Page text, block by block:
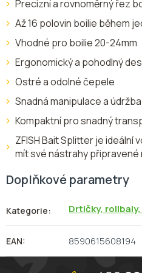
Precizní a rovnoměrný řez
Až 16 polovin boilie během
Vhodné pro boilie 20-24mm
Ergonomický a pohodlný
Ostré a odolné čepele
Snadná manipulace a údržba
Kompaktní pro snadný
ZFISH Bait Splitter je
mít své nástrahy připravené
Doplňkové parametry
Kategorie: Drtičky,
EAN: 8590615608194